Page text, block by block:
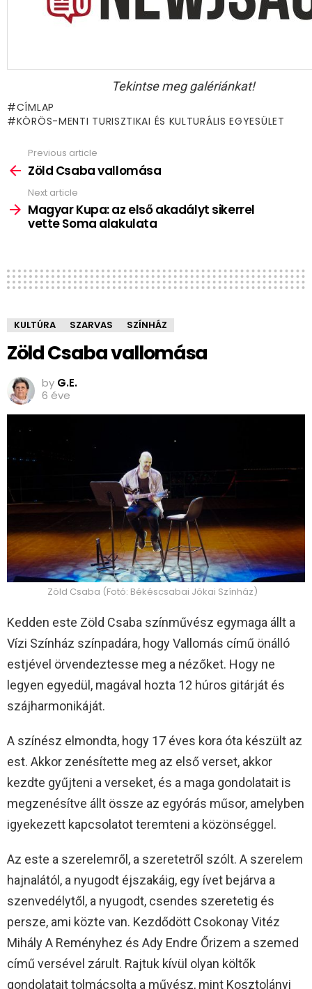
Tekintse meg galériánkat!
CÍMLAP
KÖRÖS-MENTI TURISZTIKAI ÉS KULTURÁLIS EGYESÜLET
more
Previous article
Zöld Csaba vallomása
Next article
Magyar Kupa: az első akadályt sikerrel
vette Soma alakulata
KULTÚRA SZARVAS SZÍNHÁZ
Zöld Csaba vallomása
by G.E.
6 éve
Zöld Csaba (Fotó: Békéscsabai Jókai Színház)
Kedden este Zöld Csaba színművész egymaga állt a
Vízi Színház színpadára, hogy Vallomás című önálló
estjével örvendeztesse meg a nézőket. Hogy ne
legyen egyedül, magával hozta 12 húros gitárját és
szájharmonikáját.
A színész elmondta, hogy 17 éves kora óta készült az
est. Akkor zenésítette meg az első verset, akkor
kezdte gyűjteni a verseket, és a maga gondolatait is
megzenésítve állt össze az egyórás műsor, amelyben
igyekezett kapcsolatot teremteni a közönséggel.
Az este a szerelemről, a szeretetről szólt. A szerelem
hajnalától, a nyugodt éjszakáig, egy ívet bejárva a
szenvedélytől, a nyugodt, csendes szeretetig és
persze, ami közte van. Kezdődött Csokonay Vitéz
Mihály A Reményhez és Ady Endre Őrizem a szemed
című versével zárult. Rajtuk kívül olyan költők
gondolatait tolmácsolta a művész, mint Kosztolányi